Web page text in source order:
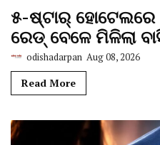
୫-ଷ୍ଟାର୍ ହୋଟେଲରେ
ରେଡ୍ ବେଳେ ମିଳିଲା
odishadarpan Aug 08, 2026
Read More